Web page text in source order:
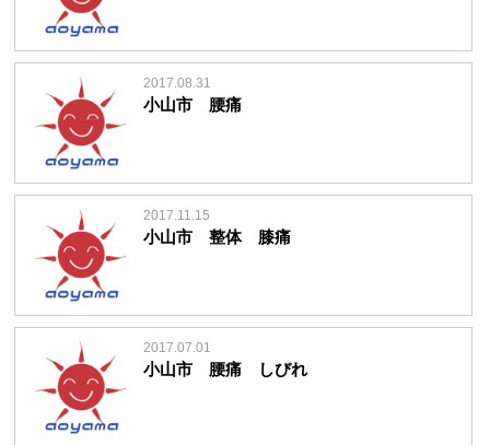
2017.08.31
小山市 腰痛
2017.11.15
小山市 整体 膝痛
2017.07.01
小山市 腰痛 しびれ